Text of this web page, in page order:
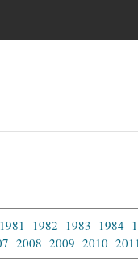
1981 1982 1983 1984
2008 2009 2010